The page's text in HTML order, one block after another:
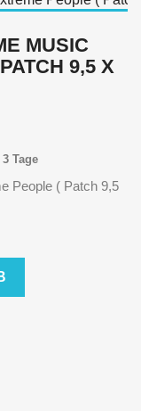
MUSIC
9,5 X
Tage
People ( Patch 9,5